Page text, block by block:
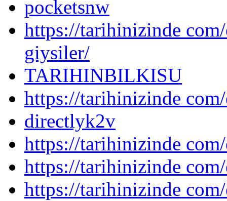
pocketsnw
https://tarihinizinde
giysiler/
TARIHINBILKISU
https://tarihinizinde
directlyk2v
https://tarihinizinde
https://tarihinizinde
https://tarihinizinde